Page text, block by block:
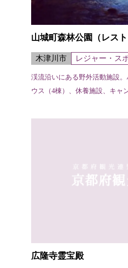
山城町森林公園（レス
木津川市 レジャー・ス
渓流沿いにある野外活動施設
ウス（4棟）、休養施設、キャ
設がある。定員／バンガロー
広隆寺霊宝殿